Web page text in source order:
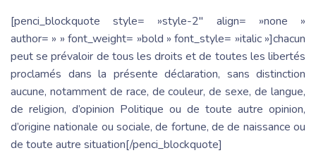
[penci_blockquote style= »style-2″ align= »none »
author= » » font_weight= »bold » font_style= »italic »]chacun
peut se prévaloir de tous les droits et de toutes les libertés
proclamés dans la présente déclaration, sans distinction
aucune, notamment de race, de couleur, de sexe, de langue,
de religion, d’opinion Politique ou de toute autre opinion,
d’origine nationale ou sociale, de fortune, de de naissance ou
de toute autre situation[/penci_blockquote]